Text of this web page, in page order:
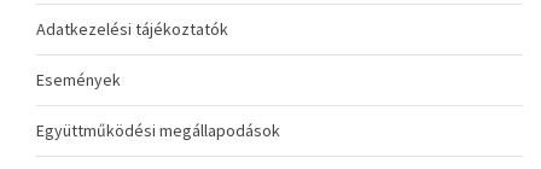
Adatkezelési tájékoztatók
Események
Együttműködési megállapodások